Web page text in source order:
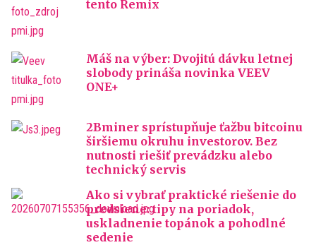
tento Remix
Máš na výber: Dvojitú dávku letnej
slobody prináša novinka VEEV
ONE+
2Bminer sprístupňuje ťažbu bitcoinu
širšiemu okruhu investorov. Bez
nutnosti riešiť prevádzku alebo
technický servis
Ako si vybrať praktické riešenie do
predsiene: tipy na poriadok,
uskladnenie topánok a pohodlné
sedenie